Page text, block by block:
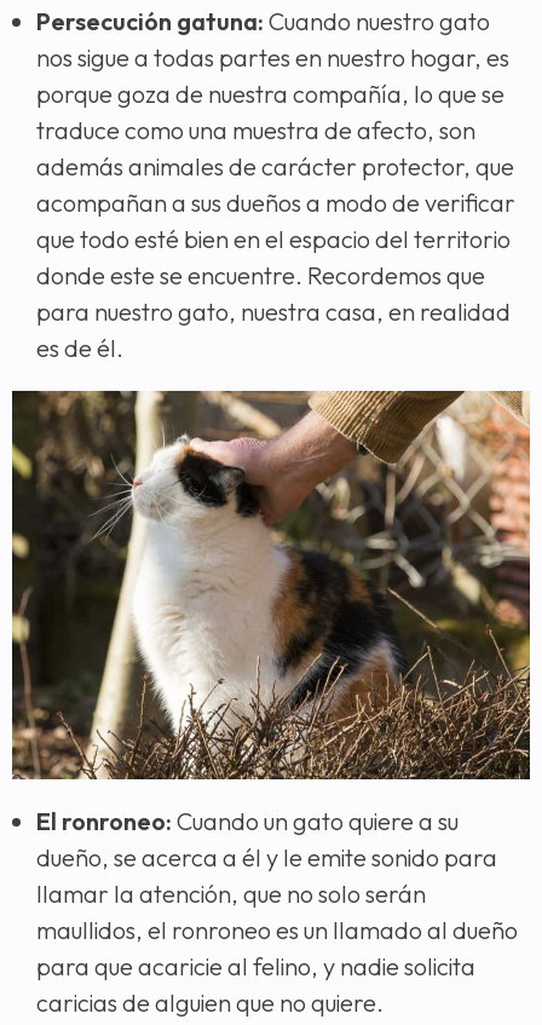
Persecución gatuna: Cuando nuestro gato
nos sigue a todas partes en nuestro hogar, es
porque goza de nuestra compañía, lo que se
traduce como una muestra de afecto, son
además animales de carácter protector, que
acompañan a sus dueños a modo de verificar
que todo esté bien en el espacio del territorio
donde este se encuentre. Recordemos que
para nuestro gato, nuestra casa, en realidad
es de él.
El ronroneo: Cuando un gato quiere a su
dueño, se acerca a él y le emite sonido para
llamar la atención, que no solo serán
maullidos, el ronroneo es un llamado al dueño
para que acaricie al felino, y nadie solicita
caricias de alguien que no quiere.